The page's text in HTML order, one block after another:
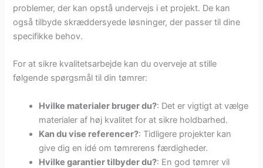
problemer, der kan opstå undervejs i et projekt. De kan
også tilbyde skræddersyede løsninger, der passer til dine
specifikke behov.
For at sikre kvalitetsarbejde kan du overveje at stille
følgende spørgsmål til din tømrer:
Hvilke materialer bruger du?: Det er vigtigt at vælge
materialer af høj kvalitet for at sikre holdbarhed.
Kan du vise referencer?: Tidligere projekter kan
give dig en idé om tømrerens færdigheder.
Hvilke garantier tilbyder du?: En god tømrer vil